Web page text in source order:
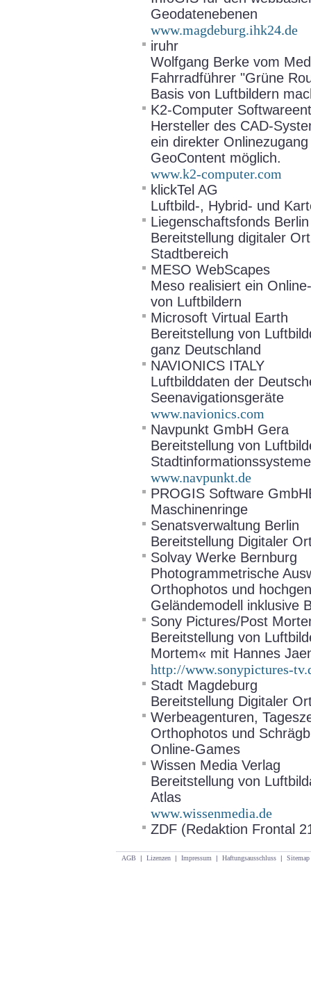
Geodatenebenen
www.magdeburg.ihk24.de
iruhr
Wolfgang Berke vom
Fahrradführer "Grüne
Basis von Luftbildern
K2-Computer
Hersteller des CAD-
ein direkter
GeoContent möglich.
www.k2-computer.com
klickTel AG
Luftbild-, Hybrid- und
Liegenschaftsfonds
Bereitstellung digitaler
Stadtbereich
MESO WebScapes
Meso realisiert ein
von Luftbildern
Microsoft Virtual Earth
Bereitstellung von
ganz Deutschland
NAVIONICS ITALY
Luftbilddaten der
Seenavigationsgeräte
www.navionics.com
Navpunkt GmbH Gera
Bereitstellung von
Stadtinformationssysteme
www.navpunkt.de
PROGIS Software
Maschinenringe
Senatsverwaltung Berlin
Bereitstellung Digitaler
Solvay Werke Bernburg
Photogrammetrische
Orthophotos und
Geländemodell inklusive
Sony Pictures/Post
Bereitstellung von
Mortem« mit Hannes
http://www.sonypictures-
Stadt Magdeburg
Bereitstellung Digitaler
Werbeagenturen,
Orthophotos und
Online-Games
Wissen Media Verlag
Bereitstellung von
Atlas
www.wissenmedia.de
ZDF (Redaktion Frontal
AGB | Lizenzen | Impressum | Haftungsausschluss | Sitemap